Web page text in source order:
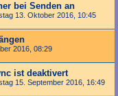
bei Senden an
13. Oktober 2016, 10:45
2016, 08:29
ist deaktivert
15. September 2016, 16:49